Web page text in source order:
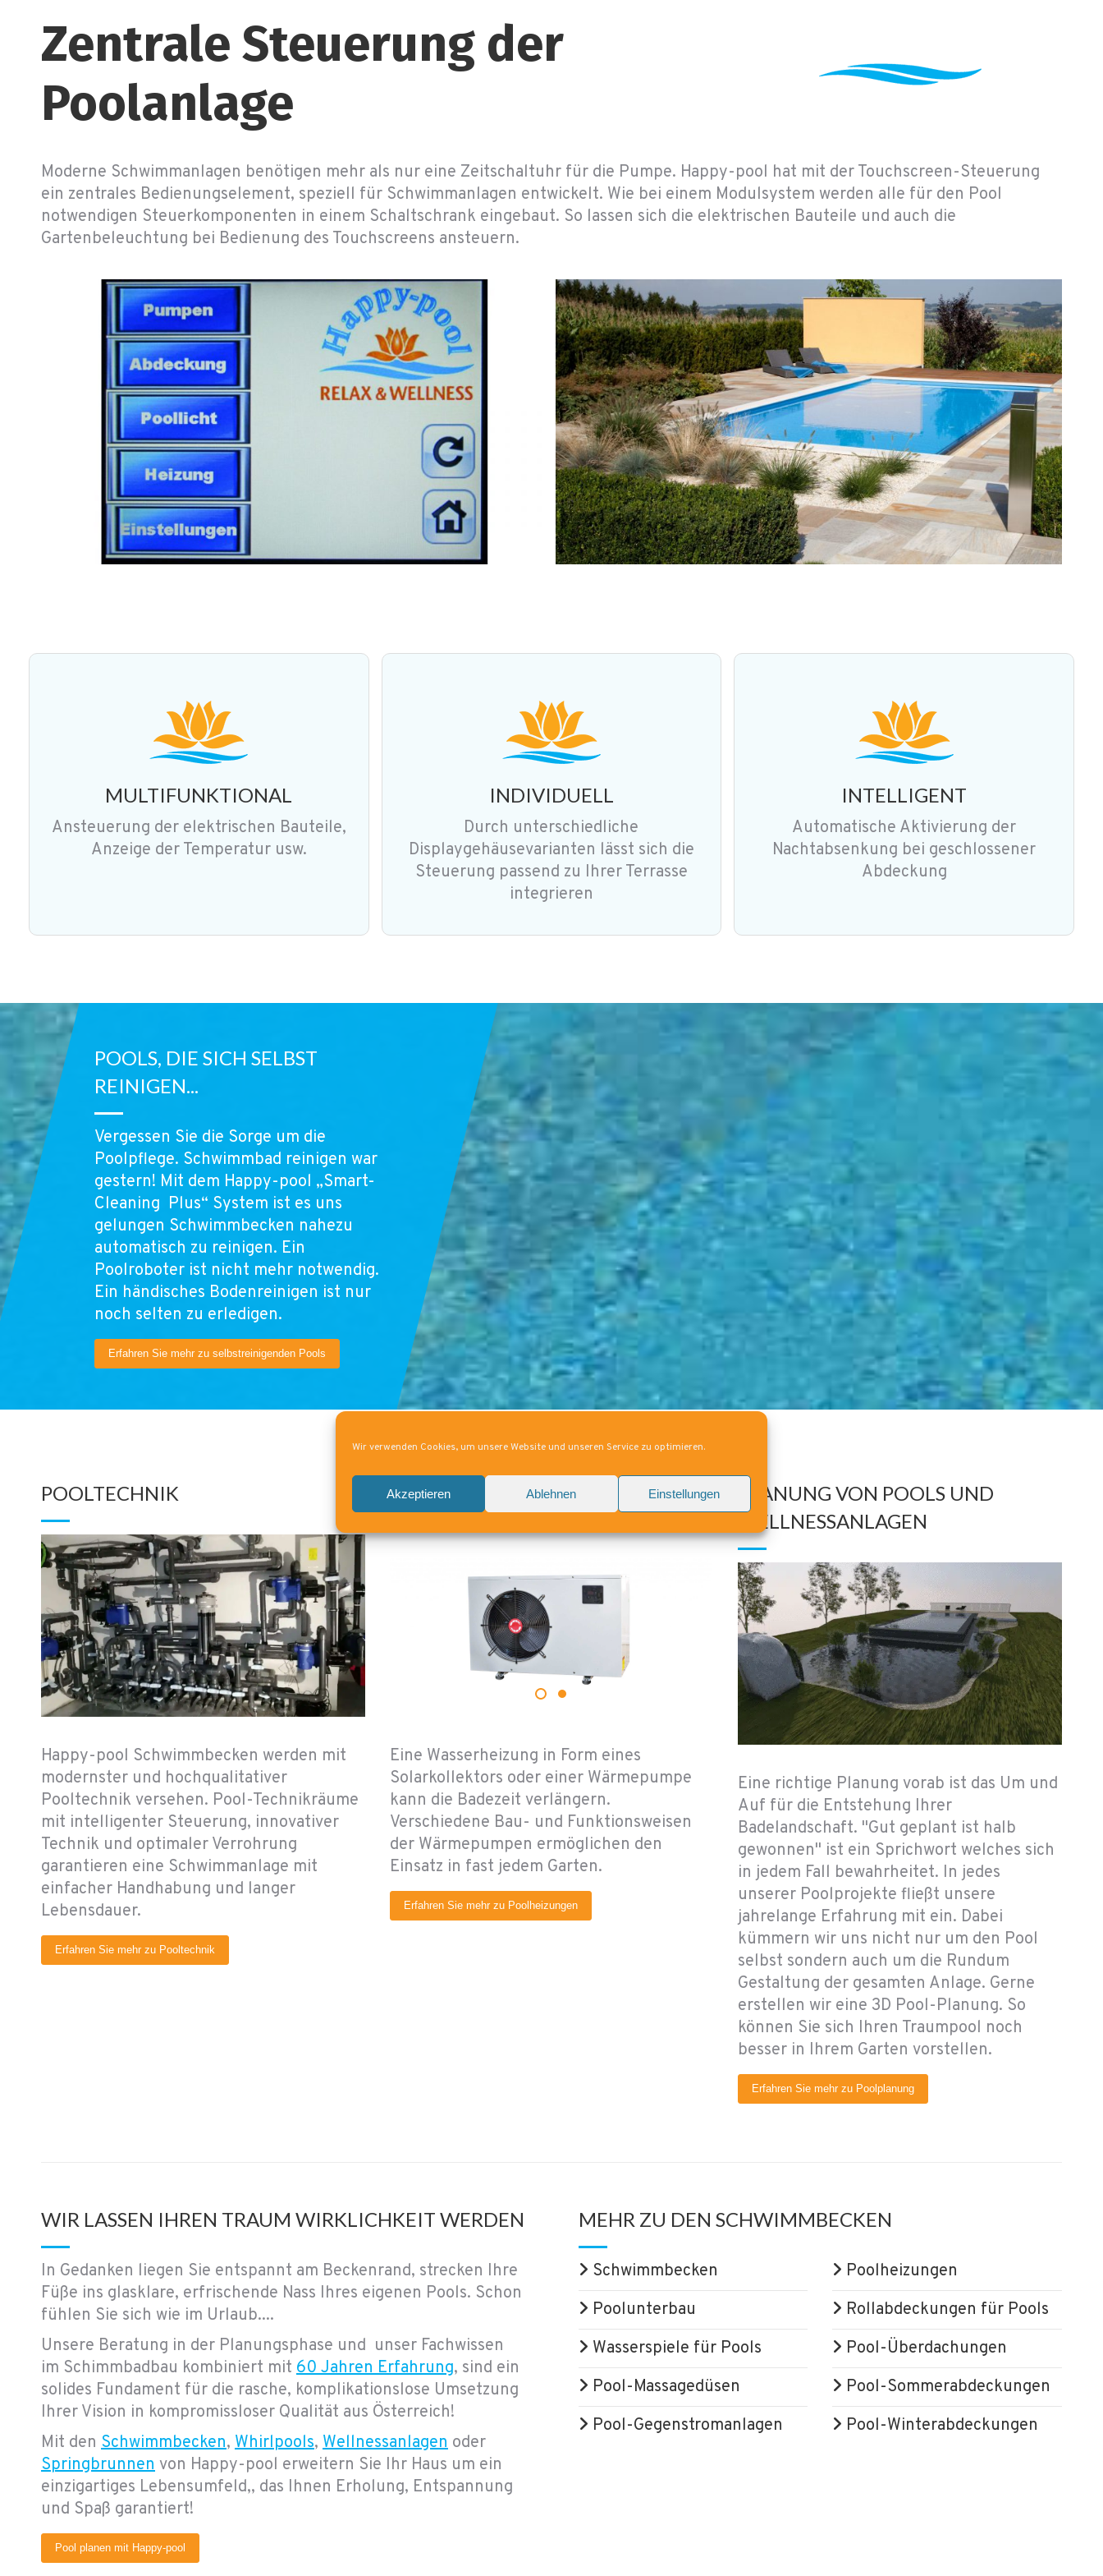
Wir verwenden Cookies, um unsere Website und unseren Service zu optimieren.
Akzeptieren Ablehnen Einstellungen
Zentrale Steuerung der
Poolanlage
Moderne Schwimmanlagen benötigen mehr als nur eine Zeitschaltuhr für die Pumpe. Happy-pool hat mit der Touchscreen-Steuerung
ein zentrales Bedienungselement, speziell für Schwimmanlagen entwickelt. Wie bei einem Modulsystem werden alle für den Pool
notwendigen Steuerkomponenten in einem Schaltschrank eingebaut. So lassen sich die elektrischen Bauteile und auch die
Gartenbeleuchtung bei Bedienung des Touchscreens ansteuern.
MULTIFUNKTIONAL
Ansteuerung der elektrischen Bauteile,
Anzeige der Temperatur usw.
INDIVIDUELL
Durch unterschiedliche
Displaygehäusevarianten lässt sich die
Steuerung passend zu Ihrer Terrasse
integrieren
INTELLIGENT
Automatische Aktivierung der
Nachtabsenkung bei geschlossener
Abdeckung
POOLS, DIE SICH SELBST
REINIGEN...
Vergessen Sie die Sorge um die
Poolpflege. Schwimmbad reinigen war
gestern! Mit dem Happy-pool „Smart-
Cleaning Plus“ System ist es uns
gelungen Schwimmbecken nahezu
automatisch zu reinigen. Ein
Poolroboter ist nicht mehr notwendig.
Ein händisches Bodenreinigen ist nur
noch selten zu erledigen.
Erfahren Sie mehr zu selbstreinigenden Pools
POOLTECHNIK
Happy-pool Schwimmbecken werden mit
modernster und hochqualitativer
Pooltechnik versehen. Pool-Technikräume
mit intelligenter Steuerung, innovativer
Technik und optimaler Verrohrung
garantieren eine Schwimmanlage mit
einfacher Handhabung und langer
Lebensdauer.
Erfahren Sie mehr zu Pooltechnik
POOLHEIZUNGEN
Eine Wasserheizung in Form eines
Solarkollektors oder einer Wärmepumpe
kann die Badezeit verlängern.
Verschiedene Bau- und Funktionsweisen
der Wärmepumpen ermöglichen den
Einsatz in fast jedem Garten.
Erfahren Sie mehr zu Poolheizungen
PLANUNG VON POOLS UND
WELLNESSANLAGEN
Eine richtige Planung vorab ist das Um und
Auf für die Entstehung Ihrer
Badelandschaft. "Gut geplant ist halb
gewonnen" ist ein Sprichwort welches sich
in jedem Fall bewahrheitet. In jedes
unserer Poolprojekte fließt unsere
jahrelange Erfahrung mit ein. Dabei
kümmern wir uns nicht nur um den Pool
selbst sondern auch um die Rundum
Gestaltung der gesamten Anlage. Gerne
erstellen wir eine 3D Pool-Planung. So
können Sie sich Ihren Traumpool noch
besser in Ihrem Garten vorstellen.
Erfahren Sie mehr zu Poolplanung
WIR LASSEN IHREN TRAUM WIRKLICHKEIT WERDEN
In Gedanken liegen Sie entspannt am Beckenrand, strecken Ihre
Füße ins glasklare, erfrischende Nass Ihres eigenen Pools. Schon
fühlen Sie sich wie im Urlaub....
Unsere Beratung in der Planungsphase und unser Fachwissen
im Schimmbadbau kombiniert mit 60 Jahren Erfahrung, sind ein
solides Fundament für die rasche, komplikationslose Umsetzung
Ihrer Vision in kompromissloser Qualität aus Österreich!
Mit den Schwimmbecken, Whirlpools, Wellnessanlagen oder
Springbrunnen von Happy-pool erweitern Sie Ihr Haus um ein
einzigartiges Lebensumfeld,, das Ihnen Erholung, Entspannung
und Spaß garantiert!
Pool planen mit Happy-pool
MEHR ZU DEN SCHWIMMBECKEN
Schwimmbecken
Poolunterbau
Wasserspiele für Pools
Pool-Massagedüsen
Pool-Gegenstromanlagen
Poolheizungen
Rollabdeckungen für Pools
Pool-Überdachungen
Pool-Sommerabdeckungen
Pool-Winterabdeckungen